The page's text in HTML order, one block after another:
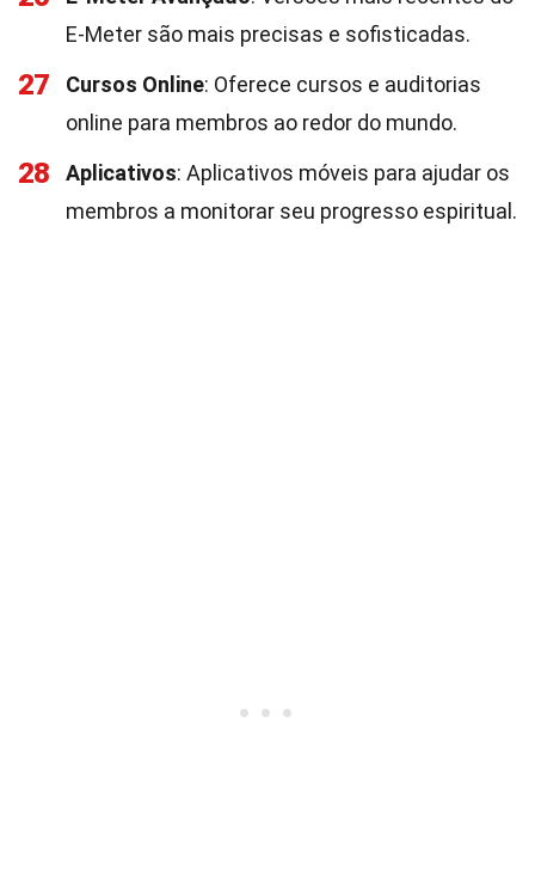
E-Meter são mais precisas e sofisticadas.
27 Cursos Online: Oferece cursos e auditorias
online para membros ao redor do mundo.
28 Aplicativos: Aplicativos móveis para ajudar os
membros a monitorar seu progresso espiritual.